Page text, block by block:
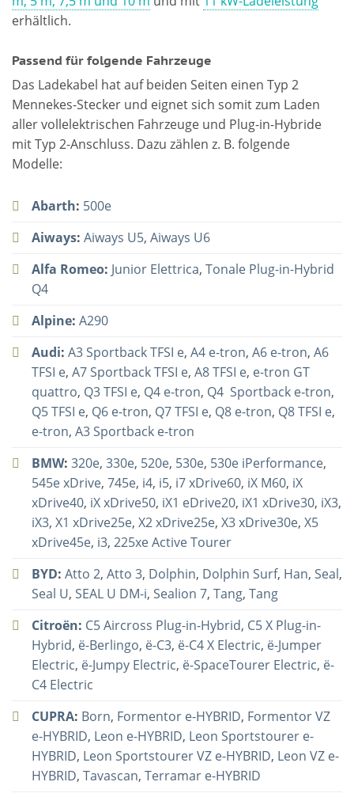
erhältlich.
Passend für folgende Fahrzeuge
Das Ladekabel hat auf beiden Seiten einen Typ 2
Mennekes-Stecker und eignet sich somit zum Laden
aller vollelektrischen Fahrzeuge und Plug-in-Hybride
mit Typ 2-Anschluss. Dazu zählen z. B. folgende
Modelle:
Abarth: 500e
Aiways: Aiways U5, Aiways U6
Alfa Romeo: Junior Elettrica, Tonale Plug-in-Hybrid
Q4
Alpine: A290
Audi: A3 Sportback TFSI e, A4 e-tron, A6 e-tron, A6
TFSI e, A7 Sportback TFSI e, A8 TFSI e, e-tron GT
quattro, Q3 TFSI e, Q4 e-tron, Q4 Sportback e‐tron,
Q5 TFSI e, Q6 e-tron, Q7 TFSI e, Q8 e-tron, Q8 TFSI e,
e-tron, A3 Sportback e-tron
BMW: 320e, 330e, 520e, 530e, 530e iPerformance,
545e xDrive, 745e, i4, i5, i7 xDrive60, iX M60, iX
xDrive40, iX xDrive50, iX1 eDrive20, iX1 xDrive30, iX3,
iX3, X1 xDrive25e, X2 xDrive25e, X3 xDrive30e, X5
xDrive45e, i3, 225xe Active Tourer
BYD: Atto 2, Atto 3, Dolphin, Dolphin Surf, Han, Seal,
Seal U, SEAL U DM-i, Sealion 7, Tang, Tang
Citroën: C5 Aircross Plug-in-Hybrid, C5 X Plug-in-
Hybrid, ë-Berlingo, ë-C3, ë-C4 X Electric, ë-Jumper
Electric, ë-Jumpy Electric, ë-SpaceTourer Electric, ë-
C4 Electric
CUPRA: Born, Formentor e-HYBRID, Formentor VZ
e-HYBRID, Leon e-HYBRID, Leon Sportstourer e-
HYBRID, Leon Sportstourer VZ e-HYBRID, Leon VZ e-
HYBRID, Tavascan, Terramar e-HYBRID